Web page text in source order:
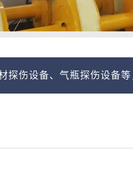
、气瓶探伤设备等，